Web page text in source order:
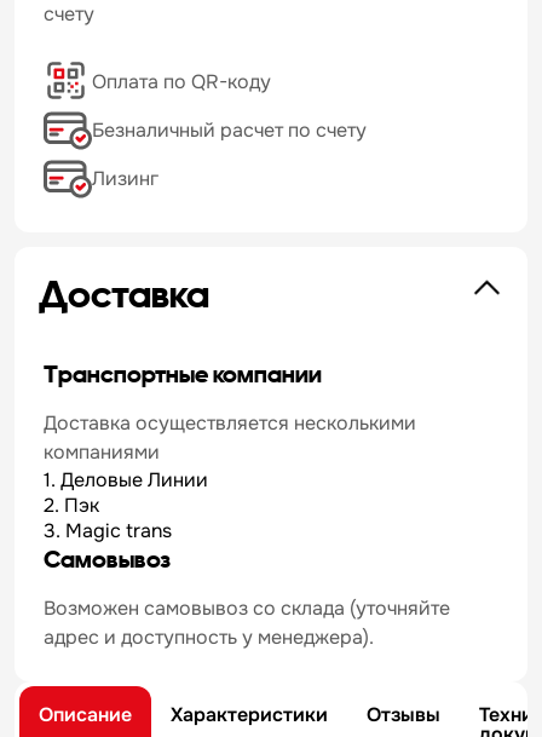
счету
Оплата по QR-коду
Безналичный расчет по счету
Лизинг
Доставка
Транспортные компании
Доставка осуществляется несколькими
компаниями
1. Деловые Линии
2. Пэк
3. Magic trans
Самовывоз
Возможен самовывоз со склада (уточняйте
адрес и доступность у менеджера).
Описание Характеристики Отзывы